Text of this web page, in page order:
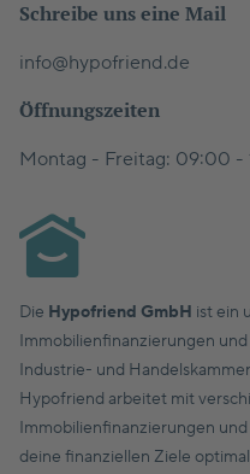
Schreibe uns eine Mail
info@hypofriend.de
Öffnungszeiten
Montag - Freitag: 09:00 -
Die Hypofriend GmbH ist ein
Immobilienfinanzierungen
Industrie- und
Hypofriend arbeitet mit
Immobilienfinanzierungen
deine finanziellen Ziele